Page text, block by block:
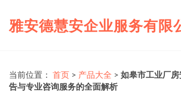
雅安德慧安企业服务有限
当前位置： 首页 > 产品大全 > 如皋市工业厂
告与专业咨询服务的全面解析